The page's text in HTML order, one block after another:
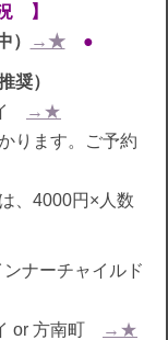
】
） →★ ●
奨）
→★
ります。ご予約
、4000円×人数
ンナーチャイルド
or 方南町
→★